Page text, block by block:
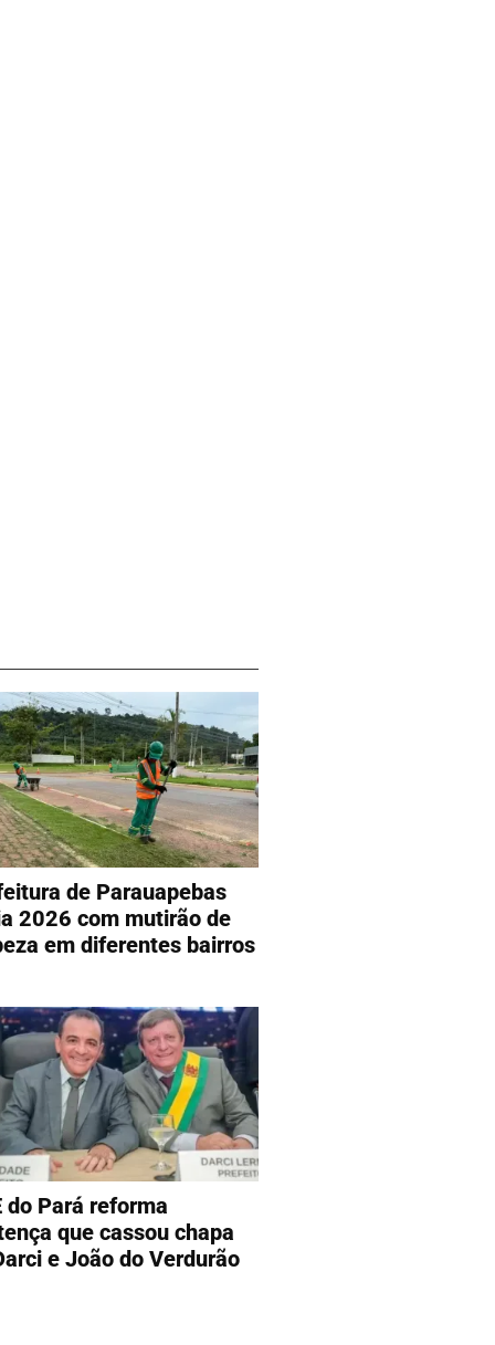
de Parauapebas
2026 com mutirão de
em diferentes bairros
do Pará reforma
que cassou chapa
e João do Verdurão